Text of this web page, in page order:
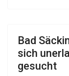
Bad
sich
gesucht